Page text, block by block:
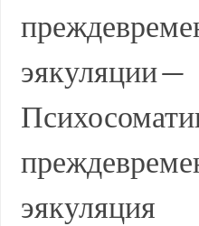
эякуляции —
эякуляция